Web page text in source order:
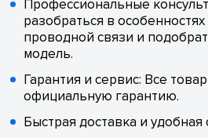
Профессиональные
разобраться в
проводной связи и
модель.
Гарантия и сервис: Все
официальную гарантию.
Быстрая доставка и удобная